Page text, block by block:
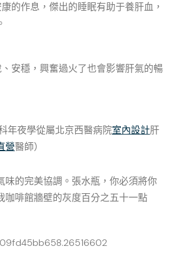
作息，傑出的睡眠有助于養肝血，
穩，興奮過火了也會影響肝氣的暢
夜學從屬北京西醫病院室內設計肝
營醫師）
味的完美協調。張水瓶，你必須將你
咖啡館牆壁的灰度百分之五十一點